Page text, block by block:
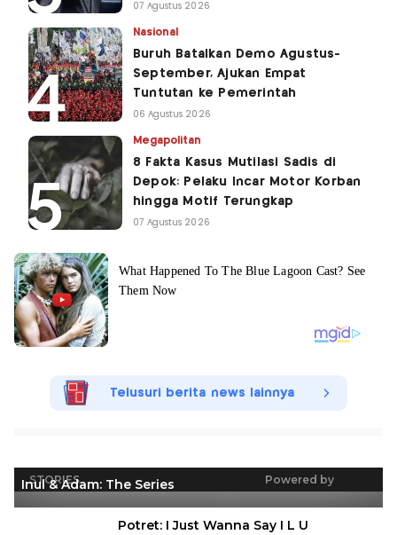
07 Agustus 2026
Nasional
Buruh Batalkan Demo Agustus-
September, Ajukan Empat
Tuntutan ke Pemerintah
06 Agustus 2026
Megapolitan
8 Fakta Kasus Mutilasi Sadis di
Depok: Pelaku Incar Motor Korban
hingga Motif Terungkap
07 Agustus 2026
Telusuri berita news lainnya